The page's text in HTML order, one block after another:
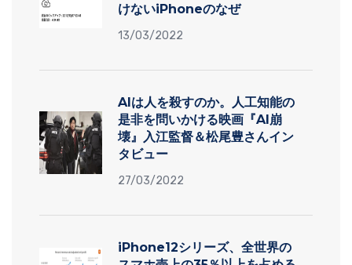
けないiPhoneのなぜ
13/03/2022
AIは人を殺すのか。人工知能の
是非を問いかける映画『AI崩
壊』入江監督＆松尾豊さんイン
タビュー
27/03/2022
iPhone12シリーズ、全世界の